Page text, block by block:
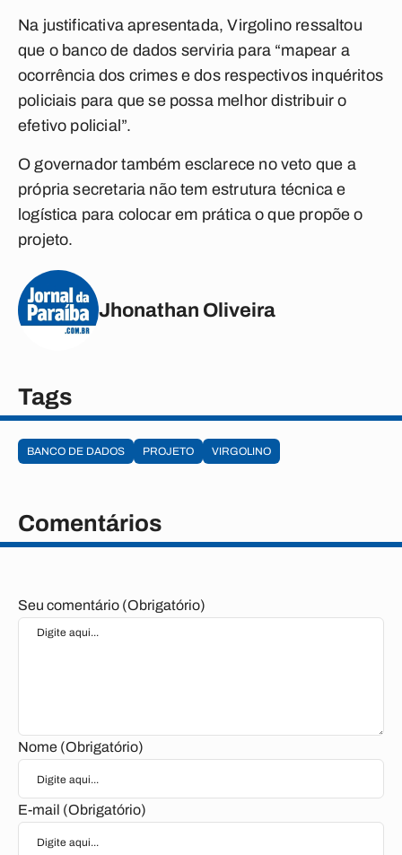
Na justificativa apresentada, Virgolino ressaltou
que o banco de dados serviria para “mapear a
ocorrência dos crimes e dos respectivos inquéritos
policiais para que se possa melhor distribuir o
efetivo policial”.
O governador também esclarece no veto que a
própria secretaria não tem estrutura técnica e
logística para colocar em prática o que propõe o
projeto.
Jhonathan Oliveira
Tags
BANCO DE DADOS PROJETO VIRGOLINO
Comentários
Seu comentário (Obrigatório)
Nome (Obrigatório)
E-mail (Obrigatório)